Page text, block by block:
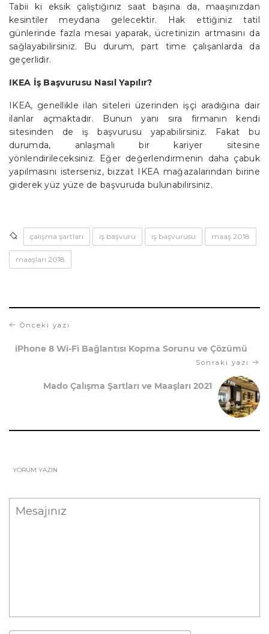
Tabii ki eksik çalıştığınız saat başına da, maaşınızdan
kesintiler meydana gelecektir. Hak ettiğiniz tatil
günlerinde fazla mesai yaparak, ücretinizin artmasını da
sağlayabilirsiniz. Bu durum, part time çalışanlarda da
geçerlidir.
IKEA İş Başvurusu Nasıl Yapılır?
IKEA, genellikle ilan siteleri üzerinden işçi aradığına dair
ilanlar açmaktadır. Bunun yanı sıra firmanın kendi
sitesinden de iş başvurusu yapabilirsiniz. Fakat bu
durumda, anlaşmalı bir kariyer sitesine
yönlendirileceksiniz. Eğer değerlendirmenin daha çabuk
yapılmasını isterseniz, bizzat IKEA mağazalarından birine
giderek yüz yüze de başvuruda bulunabilirsiniz.
çalışma şartları iş başvuru iş başvurusu maaş 2018
maaşları 2018
Önceki yazı
iPhone 8 Wi-Fi Bağlantısı Kopma Sorunu ve Çözümü
Sonraki yazı
Mado Çalışma Şartları ve Maaşları 2021
YORUM YAZIN